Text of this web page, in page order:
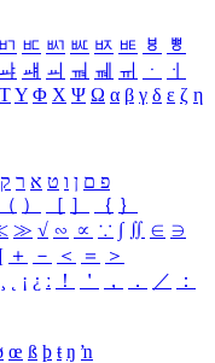
ㅲ ㅳ ㅴ ㅵ ㅶ ㅷ ㅸ
ㅹ
ㆇ ㆈ ㆉ ㆊ ㆋ ㆌ ㆍ
ㆎ
ΤΥ Φ Χ Ψ Ω α β γ δ ε ζ η
פ ם ן ו ט א ר ק
（ ） ［ ］ ｛ ｝
≫ √ ∽ ∝ ∵ ∫ ∬ ∈ ∋
＋ － ＜ ＝
＞
¸ ¡ ¿ ː ！ ＇ ， ． ／
：
œ ß þ ŧ ŋ ŉ